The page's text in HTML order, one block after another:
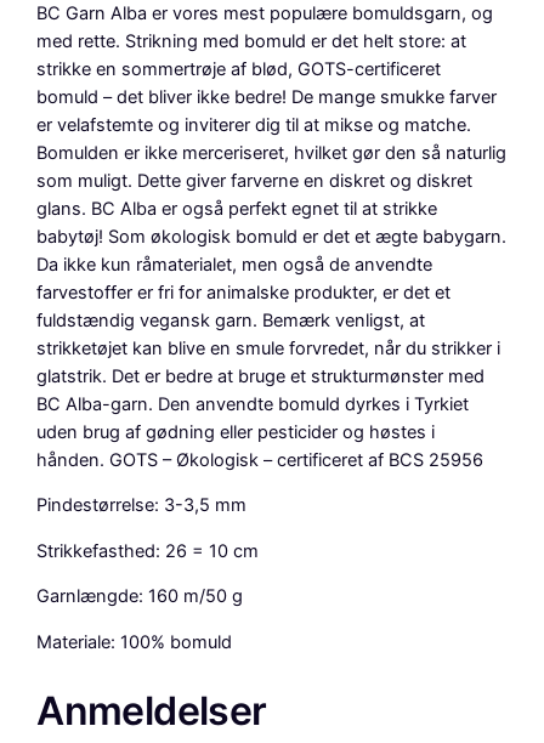
G
O
T
S
–
F
a
r
v
e
:
F
a
r
n
G
r
ø
a
n
a
BC Garn Alba er vores mest populære bomuldsgarn, og
med rette. Strikning med bomuld er det helt store: at
strikke en sommertrøje af blød, GOTS-certificeret
bomuld – det bliver ikke bedre! De mange smukke farver
er velafstemte og inviterer dig til at mikse og matche.
Bomulden er ikke merceriseret, hvilket gør den så naturlig
som muligt. Dette giver farverne en diskret og diskret
glans. BC Alba er også perfekt egnet til at strikke
babytøj! Som økologisk bomuld er det et ægte babygarn.
Da ikke kun råmaterialet, men også de anvendte
farvestoffer er fri for animalske produkter, er det et
fuldstændig vegansk garn. Bemærk venligst, at
strikketøjet kan blive en smule forvredet, når du strikker i
glatstrik. Det er bedre at bruge et strukturmønster med
BC Alba-garn. Den anvendte bomuld dyrkes i Tyrkiet
uden brug af gødning eller pesticider og høstes i
hånden. GOTS – Økologisk – certificeret af BCS 25956
Pindestørrelse: 3-3,5 mm
Strikkefasthed: 26 = 10 cm
Garnlængde: 160 m/50 g
Materiale: 100% bomuld
Anmeldelser